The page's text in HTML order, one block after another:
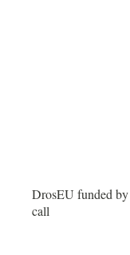
DrosEU funded
call